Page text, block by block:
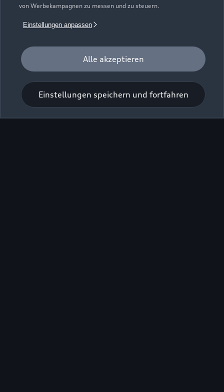
von Werbekampagnen zu messen und zu steuern.
Einstellungen anpassen
Alle akzeptieren
Einstellungen speichern und fortfahren
Alle Modelle
Modelle vergleichen
Elektromodelle
Plug-in-Hybride
Neuwagensuche
Gebrauchtwagensuche
Service & Zubehör
Saisonale Angebote
Support